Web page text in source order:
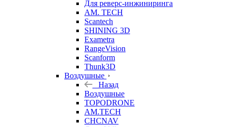
Для реверс-инжиниринга
AM. TECH
Scantech
SHINING 3D
Exametra
RangeVision
Scanform
Thunk3D
Воздушные
Назад
Воздушные
TOPODRONE
AM.TECH
CHCNAV